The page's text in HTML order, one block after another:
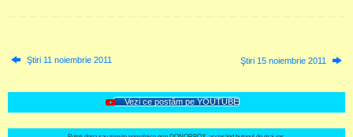
Ştiri 11 noiembrie 2011 Ştiri 15 noiembrie 2011
Vezi ce postăm pe YOUTUBE